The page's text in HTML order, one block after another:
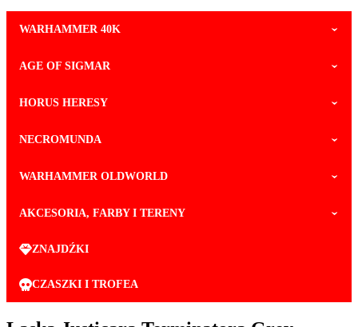
WARHAMMER 40K
AGE OF SIGMAR
HORUS HERESY
NECROMUNDA
WARHAMMER OLDWORLD
AKCESORIA, FARBY I TERENY
ZNAJDŹKI
CZASZKI I TROFEA